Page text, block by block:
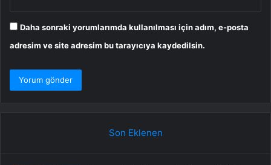
Daha sonraki yorumlarımda kullanılması için adım, e-posta
adresim ve site adresim bu tarayıcıya kaydedilsin.
Son Eklenen